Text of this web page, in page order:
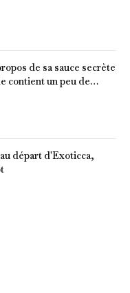
de sa sauce secrète
contient un peu de
et des tomates
départ d'Exoticca,